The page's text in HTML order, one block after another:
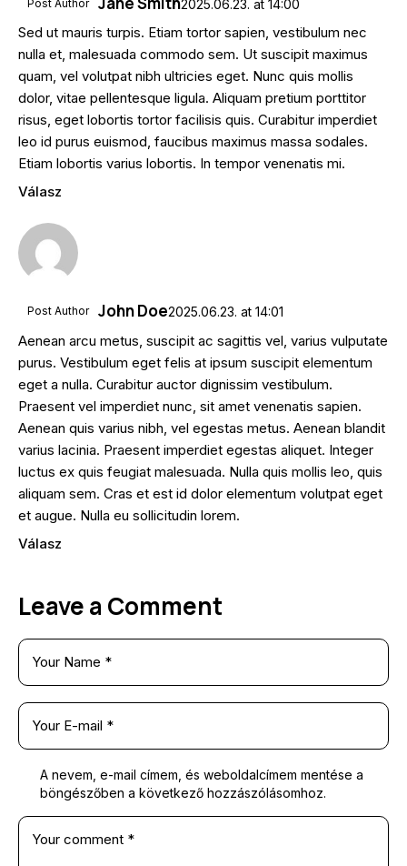
Post Author 2025.06.23. at 14:00
Sed ut mauris turpis. Etiam tortor sapien, vestibulum nec
nulla et, malesuada commodo sem. Ut suscipit maximus
quam, vel volutpat nibh ultricies eget. Nunc quis mollis
dolor, vitae pellentesque ligula. Aliquam pretium porttitor
risus, eget lobortis tortor facilisis quis. Curabitur imperdiet
leo id purus euismod, faucibus maximus massa sodales.
Etiam lobortis varius lobortis. In tempor venenatis mi.
Válasz
Post Author John Doe2025.06.23. at 14:01
Aenean arcu metus, suscipit ac sagittis vel, varius vulputate
purus. Vestibulum eget felis at ipsum suscipit elementum
eget a nulla. Curabitur auctor dignissim vestibulum.
Praesent vel imperdiet nunc, sit amet venenatis sapien.
Aenean quis varius nibh, vel egestas metus. Aenean blandit
varius lacinia. Praesent imperdiet egestas aliquet. Integer
luctus ex quis feugiat malesuada. Nulla quis mollis leo, quis
aliquam sem. Cras et est id dolor elementum volutpat eget
et augue. Nulla eu sollicitudin lorem.
Válasz
Leave a Comment
A nevem, e-mail címem, és weboldalcímem mentése a
böngészőben a következő hozzászólásomhoz.